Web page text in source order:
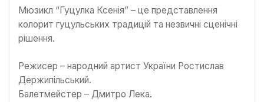
Мюзикл “Гуцулка Ксенія” – це представлення
колорит гуцульських традицій та незвичні сценічні
рішення.
Режисер – народний артист України Ростислав
Держипільський.
Балетмейстер – Дмитро Лека.